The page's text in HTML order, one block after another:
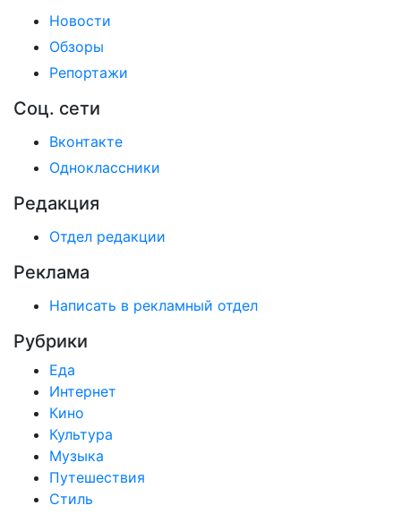
Новости
Обзоры
Репортажи
Соц. сети
Вконтакте
Одноклассники
Редакция
Отдел редакции
Реклама
Написать в рекламный отдел
Рубрики
Еда
Интернет
Кино
Культура
Музыка
Путешествия
Стиль